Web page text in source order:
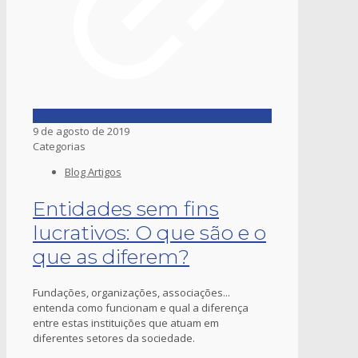
9 de agosto de 2019
Categorias
Blog Artigos
Entidades sem fins
lucrativos: O que são e o
que as diferem?
Fundações, organizações, associações...
entenda como funcionam e qual a diferença
entre estas instituições que atuam em
diferentes setores da sociedade.